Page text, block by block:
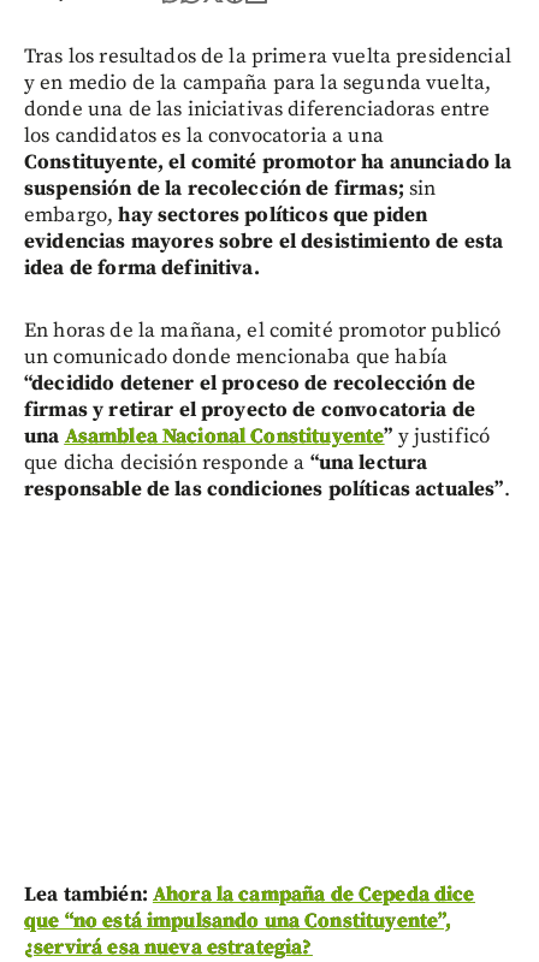
Tras los resultados de la primera vuelta presidencial
y en medio de la campaña para la segunda vuelta,
donde una de las iniciativas diferenciadoras entre
los candidatos es la convocatoria a una
Constituyente, el comité promotor ha anunciado la
suspensión de la recolección de firmas; sin
embargo,hay sectores políticos que piden
evidencias mayores sobre el desistimiento de esta
idea de forma definitiva.
En horas de la mañana, el comité promotor publicó
un comunicado donde mencionaba que había
“decidido detener el proceso de recolección de
firmas y retirar el proyecto de convocatoria de
una Asamblea Nacional Constituyente” y justificó
que dicha decisión responde a “una lectura
responsable de las condiciones políticas actuales”.
Lea también: Ahora la campaña de Cepeda dice
que “no está impulsando una Constituyente”,
¿servirá esa nueva estrategia?